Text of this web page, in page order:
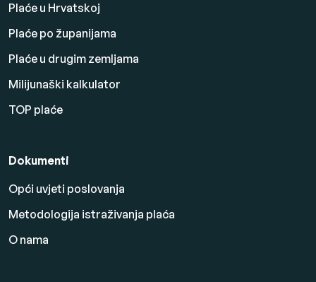
Plaće u Hrvatskoj
Plaće po županijama
Plaće u drugim zemljama
Milijunaški kalkulator
TOP plaće
Dokumenti
Opći uvjeti poslovanja
Metodologija istraživanja plaća
O nama